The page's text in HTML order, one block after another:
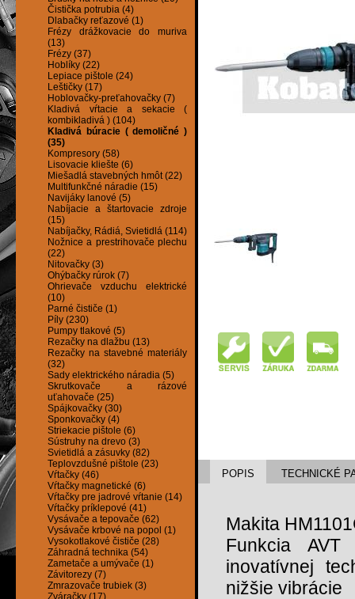
Čistička potrubia (4)
Dlabačky reťazové (1)
Frézy drážkovacie do muriva
(13)
Frézy (37)
Hoblíky (22)
Lepiace pištole (24)
Leštičky (17)
Hoblovačky-preťahovačky (7)
Kladivá vŕtacie a sekacie (
kombikladivá ) (104)
Kladivá búracie ( demoličné )
(35)
Kompresory (58)
Lisovacie kliešte (6)
Miešadlá stavebných hmôt (22)
Multifunkčné náradie (15)
Navijáky lanové (5)
Nabíjacie a štartovacie zdroje
(15)
Nabíjačky, Rádiá, Svietidlá (114)
Nožnice a prestrihovače plechu
(22)
Nitovačky (3)
Ohýbačky rúrok (7)
Ohrievače vzduchu elektrické
(10)
Parné čističe (1)
Píly (230)
Pumpy tlakové (5)
Rezačky na dlažbu (13)
Rezačky na stavebné materiály
(32)
Sady elektrického náradia (5)
Skrutkovače a rázové
uťahovače (25)
Spájkovačky (30)
Sponkovačky (4)
Striekacie pištole (6)
Sústruhy na drevo (3)
Svietidlá a zásuvky (82)
Teplovzdušné pištole (23)
Vŕtačky (46)
Vŕtačky magnetické (6)
Vŕtačky pre jadrové vŕtanie (14)
Vŕtačky príklepové (41)
Vysávače a tepovače (62)
Vysávače krbové na popol (1)
Vysokotlakové čističe (28)
Záhradná technika (54)
Zametače a umývače (1)
Závitorezy (7)
Zmrazovače trubiek (3)
POPIS TECHNICKÉ
Makita
Funkcia
inovatívnej
nižšie vibrácie